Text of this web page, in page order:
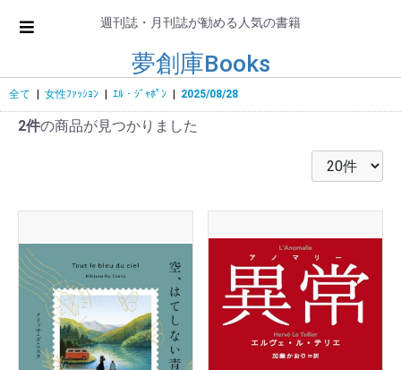
週刊誌・月刊誌が勧める人気の書籍
夢創庫Books
全て 女性ﾌｧｯｼｮﾝ ｴﾙ・ｼﾞｬﾎﾟﾝ 2025/08/28
2件の商品が見つかりました